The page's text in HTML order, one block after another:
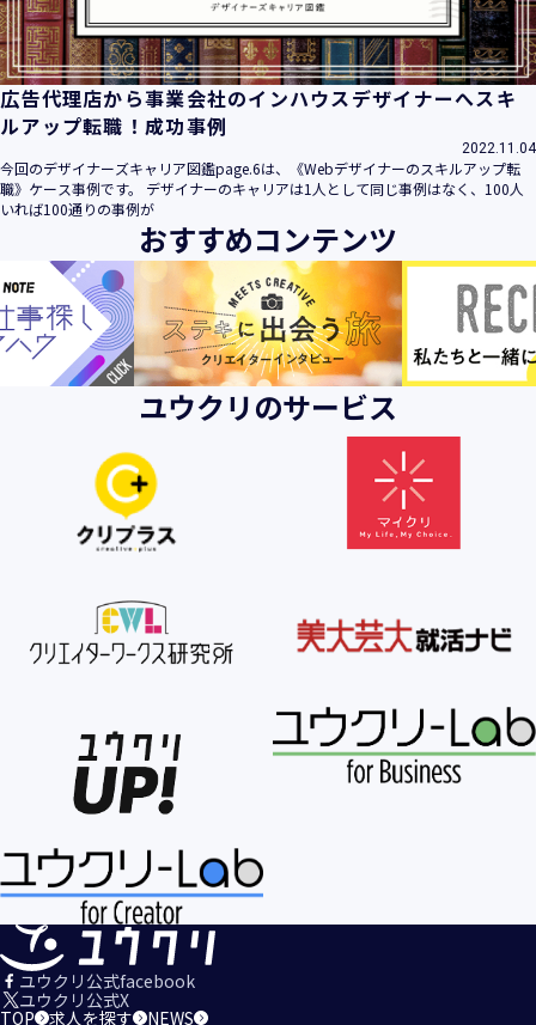
用内容及びご利用履歴に関する情報
【個人情報の取得・収集について】
当社は、以下の方法により、個人情報を取得させていただき
ます。
当社サービスにおいて、自ら入力された個人情報を、当社は
取得・収集させていただきます。
・電子メール、郵便、書面、電話等の手段により取得・収集
させていただく方法
当社に対し、電子メール、郵便、書面、電話等の手段によっ
て、ご提供いただいた個人情報を、当社は取得・収集させて
いただきます。
・当社等へアクセスされた際に情報を収集させていただく方
す。これらの情報には、利用されるURL、ブラウザや携帯電
話の種類、IPアドレスなどの情報を含みます。
【個人情報の利用目的の公表】
当社は、個人情報を次の利用目的の範囲内で利用すること
第１項及びJISQ15001:2017の附属書A.3.4.2.4に基づき公表し
＜個人情報の利用目的＞
１．当社のサービスを提供するため
２．当社のサービスを安心・安全にご利用いただける環境整
備のため
３．当社のサービスの運営・管理のため
４．当社のサービスに関するご案内、お問い合せ等への対応
５．当社、その他当社のサービスについての調査・データ集
積、改善、研究開発のため
６．当社がおすすめする商品・サービスなどのご案内を送
信・送付するため
７．当社とお客様の間での必要な連絡を行うため
８．当社のサービスに関する当社の規約、ポリシー等（以下
「規約等」といいます。）に違反する行為に対する対応のた
広告代理店から事業会社のインハウスデザイナーへスキ
ルアップ転職！成功事例
2022.11.04
今回のデザイナーズキャリア図鑑page.6は、《Webデザイナーのスキルアップ転
職》ケース事例です。 デザイナーのキャリアは1人として同じ事例はなく、100人
いれば100通りの事例が
おすすめコンテンツ
ユウクリのサービス
ユウクリ公式facebook
ユウクリ公式X
TOP 求人を探す NEWS